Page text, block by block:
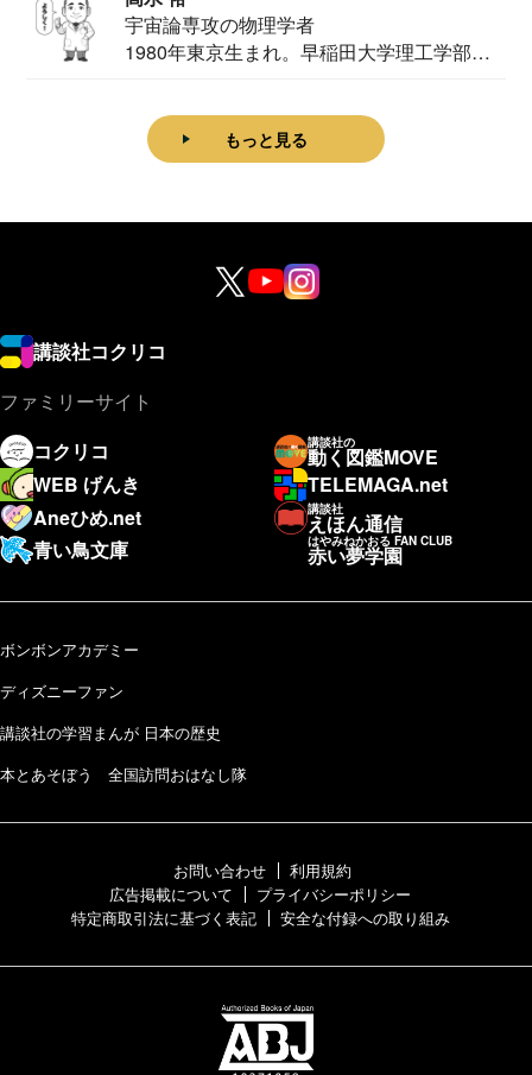
宇宙論専攻の物理学者
1980年東京生まれ。早稲田大学理工学部物
もっと見る
講談社コクリコ
ファミリーサイト
コクリコ
講談社の
動く図鑑MOVE
WEB げんき
TELEMAGA.net
Aneひめ.net
講談社
えほん通信
青い鳥文庫
はやみねかおる FAN CLUB
赤い夢学園
ボンボンアカデミー
ディズニーファン
講談社の学習まんが 日本の歴史
本とあそぼう 全国訪問おはなし隊
お問い合わせ
利用規約
広告掲載について
プライバシーポリシー
特定商取引法に基づく表記
安全な付録への取り組み